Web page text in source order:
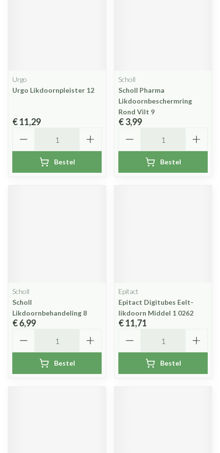
Urgo
Urgo Likdoornpleister 12
€ 11,29
Bestel
Scholl
Scholl Pharma
Likdoornbeschermring
Rond Vilt 9
€ 3,99
Bestel
Scholl
Scholl
Likdoornbehandeling 8
€ 6,99
Bestel
Epitact
Epitact Digitubes Eelt-
likdoorn Middel 1 0262
€ 11,71
Bestel